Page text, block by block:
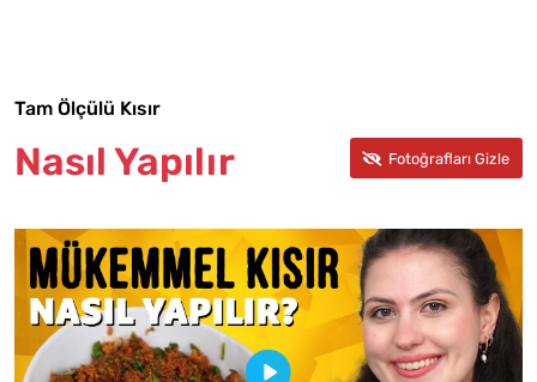
Tam Ölçülü Kısır
Nasıl Yapılır